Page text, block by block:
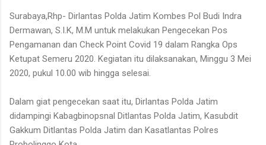
Surabaya,Rhp- Dirlantas Polda Jatim Kombes Pol Budi Indra
Dermawan, S.I.K, M.M untuk melakukan Pengecekan Pos
Pengamanan dan Check Point Covid 19 dalam Rangka Ops
Ketupat Semeru 2020. Kegiatan itu dilaksanakan, Minggu 3 Mei
2020, pukul 10.00 wib hingga selesai.
Dalam giat pengecekan saat itu, Dirlantas Polda Jatim
didampingi Kabagbinopsnal Ditlantas Polda Jatim, Kasubdit
Gakkum Ditlantas Polda Jatim dan Kasatlantas Polres